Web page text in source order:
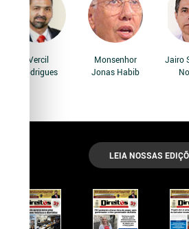
Vercil
Rodrigues
Monsenhor
Jonas Habib
Jairo
LEIA NOSSAS